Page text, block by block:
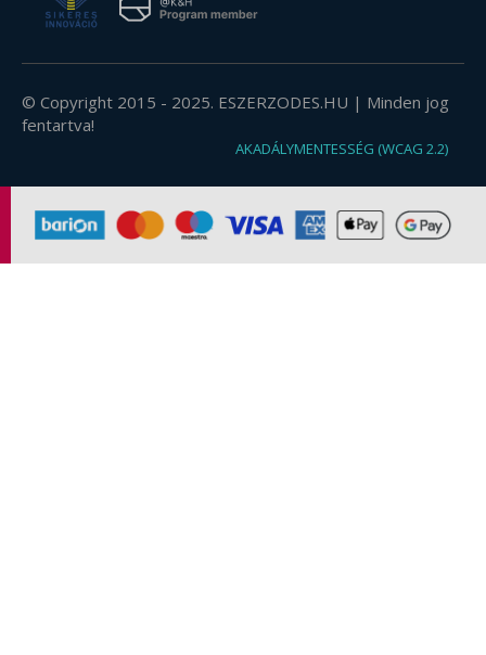
© Copyright 2015 - 2025. ESZERZODES.HU | Minden jog
fentartva!
AKADÁLYMENTESSÉG (WCAG 2.2)